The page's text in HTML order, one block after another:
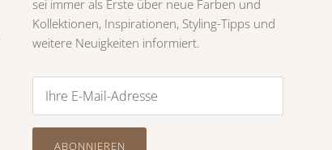
sei immer als Erste über neue Farben und
Kollektionen, Inspirationen, Styling-Tipps und
weitere Neuigkeiten informiert.
ABONNIEREN